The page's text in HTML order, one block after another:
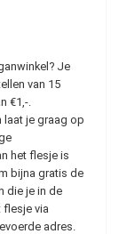
Je
van 15
€1,-.
laat je graag op
het flesje is
bijna gratis de
die je in de
flesje via
adres.